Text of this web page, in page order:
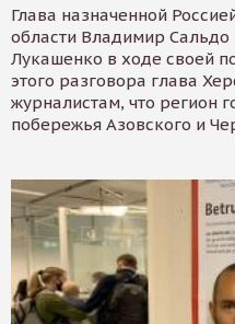
Глава назначенной
области Владимир Сальдо
Лукашенко в ходе своей
этого разговора глава
журналистам, что регион
побережья Азовского и